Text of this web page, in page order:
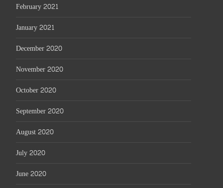
February 2021
January 2021
December 2020
November 2020
October 2020
September 2020
August 2020
July 2020
June 2020